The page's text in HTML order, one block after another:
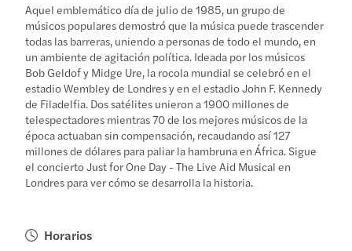
Aquel emblemático día de julio de 1985, un grupo de
músicos populares demostró que la música puede trascender
todas las barreras, uniendo a personas de todo el mundo, en
un ambiente de agitación política. Ideada por los músicos
Bob Geldof y Midge Ure, la rocola mundial se celebró en el
estadio Wembley de Londres y en el estadio John F. Kennedy
de Filadelfia. Dos satélites unieron a 1900 millones de
telespectadores mientras 70 de los mejores músicos de la
época actuaban sin compensación, recaudando así 127
millones de dólares para paliar la hambruna en África. Sigue
el concierto Just for One Day - The Live Aid Musical en
Londres para ver cómo se desarrolla la historia.
Horarios